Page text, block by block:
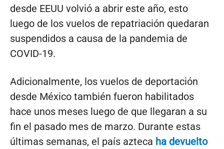
desde EEUU volvió a abrir este año, esto
luego de los vuelos de repatriación quedaran
suspendidos a causa de la pandemia de
COVID-19.
Adicionalmente, los vuelos de deportación
desde México también fueron habilitados
hace unos meses luego de que llegaran a su
fin el pasado mes de marzo. Durante estas
últimas semanas, el país azteca ha devuelto